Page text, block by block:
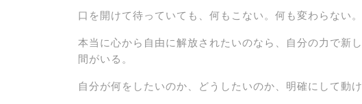
口を開けて待っていても、何もこない。何も変わらない
本当に心から自由に解放されたいのなら、自分の力で新
間がいる。
自分が何をしたいのか、どうしたいのか、明確にして動け